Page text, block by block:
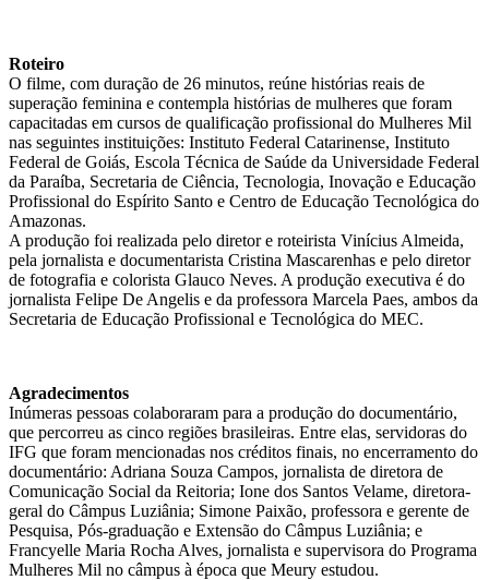
Roteiro
O filme, com duração de 26 minutos, reúne histórias reais de
superação feminina e contempla histórias de mulheres que foram
capacitadas em cursos de qualificação profissional do Mulheres Mil
nas seguintes instituições: Instituto Federal Catarinense, Instituto
Federal de Goiás, Escola Técnica de Saúde da Universidade Federal
da Paraíba, Secretaria de Ciência, Tecnologia, Inovação e Educação
Profissional do Espírito Santo e Centro de Educação Tecnológica do
Amazonas.
A produção foi realizada pelo diretor e roteirista Vinícius Almeida,
pela jornalista e documentarista Cristina Mascarenhas e pelo diretor
de fotografia e colorista Glauco Neves. A produção executiva é do
jornalista Felipe De Angelis e da professora Marcela Paes, ambos da
Secretaria de Educação Profissional e Tecnológica do MEC.
Agradecimentos
Inúmeras pessoas colaboraram para a produção do documentário,
que percorreu as cinco regiões brasileiras. Entre elas, servidoras do
IFG que foram mencionadas nos créditos finais, no encerramento do
documentário: Adriana Souza Campos, jornalista de diretora de
Comunicação Social da Reitoria; Ione dos Santos Velame, diretora-
geral do Câmpus Luziânia; Simone Paixão, professora e gerente de
Pesquisa, Pós-graduação e Extensão do Câmpus Luziânia; e
Francyelle Maria Rocha Alves, jornalista e supervisora do Programa
Mulheres Mil no câmpus à época que Meury estudou.